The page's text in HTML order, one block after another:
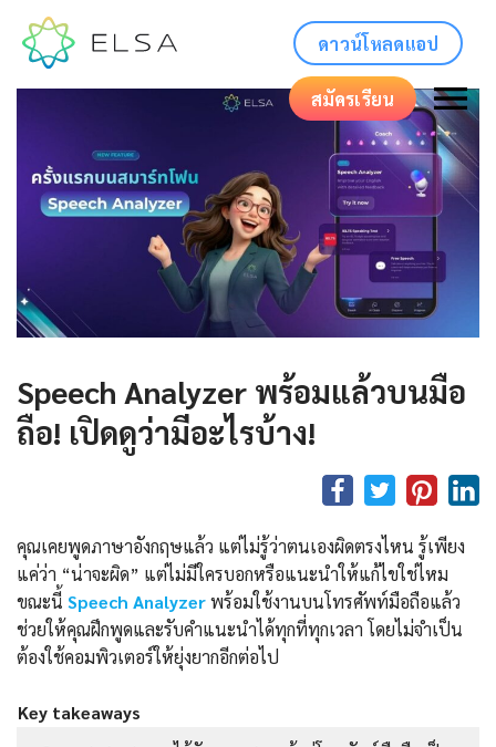
ดาวน์โหลดแอป
สมัครเรียน
Speech Analyzer พร้อมแล้วบนมือ
ถือ! เปิดดูว่ามีอะไรบ้าง!
คุณเคยพูดภาษาอังกฤษแล้ว แต่ไม่รู้ว่าตนเองผิดตรงไหน รู้เพียง
แค่ว่า “น่าจะผิด” แต่ไม่มีใครบอกหรือแนะนำให้แก้ไขใช่ไหม
ขณะนี้ Speech Analyzerพร้อมใช้งานบนโทรศัพท์มือถือแล้ว
ช่วยให้คุณฝึกพูดและรับคำแนะนำได้ทุกที่ทุกเวลา โดยไม่จำเป็น
ต้องใช้คอมพิวเตอร์ให้ยุ่งยากอีกต่อไป
Key takeaways